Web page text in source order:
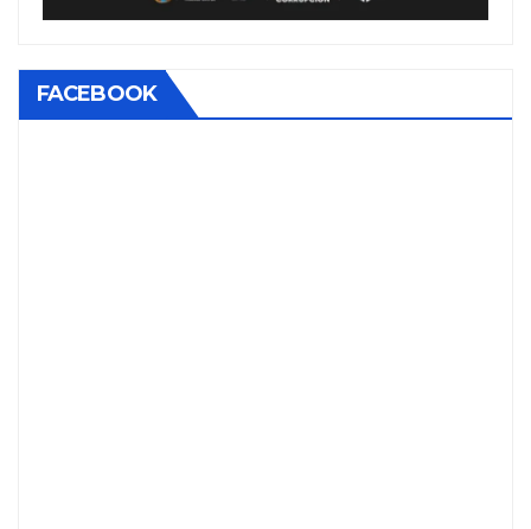
FACEBOOK